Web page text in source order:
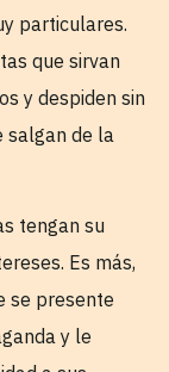
particulares.
que sirvan
y despiden sin
salgan de la
tengan su
Es más,
se presente
y le